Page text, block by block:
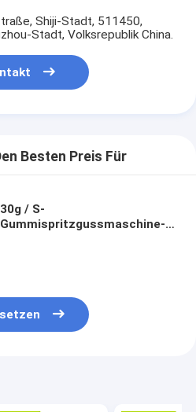
Shiji-Stadt, 511450,
Stadt, Volksrepublik China.
Besten Preis Für
30g / S-
Gummispritzgussmaschine-